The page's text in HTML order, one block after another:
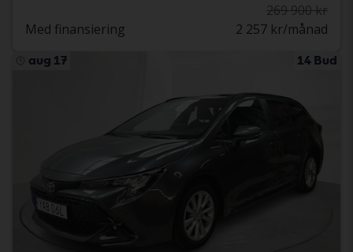
269 900 kr
Med finansiering
2 257 kr/månad
aug 17 14 Bud